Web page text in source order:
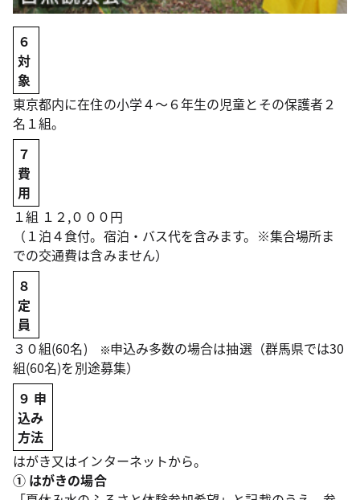
６
対
象
東京都内に在住の小学４～６年生の児童とその保護者２
名１組。
７
費
用
１組 １２,０００円
（１泊４食付。宿泊・バス代を含みます。※集合場所ま
での交通費は含みません）
８
定
員
３０組(60名)
申込み多数の場合は抽選（群馬県では30
組(60名)を別途募集）
９ 申
込み
方法
はがき又はインターネットから。
① はがきの場合